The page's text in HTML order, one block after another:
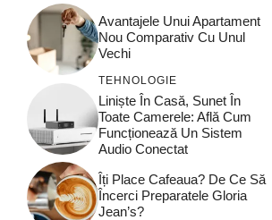
Avantajele Unui Apartament
Nou Comparativ Cu Unul
Vechi
TEHNOLOGIE
Liniște În Casă, Sunet În
Toate Camerele: Află Cum
Funcționează Un Sistem
Audio Conectat
Îți Place Cafeaua? De Ce Să
Încerci Preparatele Gloria
Jean’s?